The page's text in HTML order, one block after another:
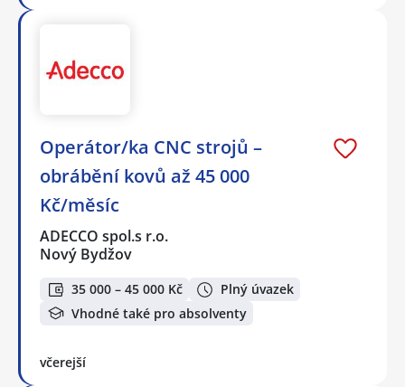
Operátor/ka CNC strojů –
obrábění kovů až 45 000
Kč/měsíc
ADECCO spol.s r.o.
Nový Bydžov
35 000 – 45 000 Kč
Plný úvazek
Vhodné také pro absolventy
včerejší